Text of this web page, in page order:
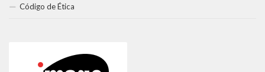
Código de Ética